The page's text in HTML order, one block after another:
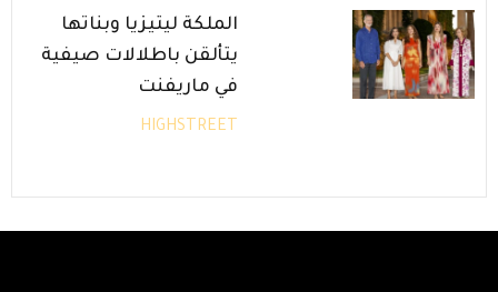
الملكة ليتيزيا وبناتها
يتألقن باطلالات صيفية
في ماريفنت
HIGHSTREET